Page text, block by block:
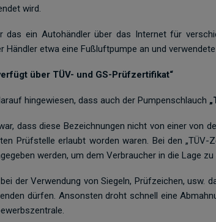
wird.
das ein Autohändler über das Internet für
Händler etwa eine Fußluftpumpe an und
über TÜV- und GS-Prüfzertifikat“
hingewiesen, dass auch der Pumpenschlauch
dass diese Bezeichnungen nicht von einer von
Prüfstelle erlaubt worden waren. Bei den
werden, um dem Verbraucher in die Lage
der Verwendung von Siegeln, Prüfzeichen, usw.
dürfen. Ansonsten droht schnell eine